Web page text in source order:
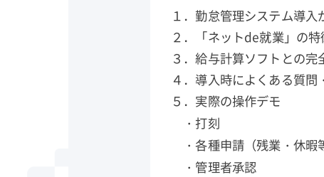
１．勤怠管理システム導入
２．「ネットde就業」の
３．給与計算ソフトとの
４．導入時によくある質問
５．実際の操作デモ
・打刻
・各種申請（残業・休暇
・管理者承認